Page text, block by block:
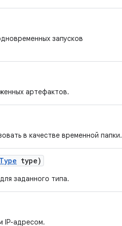
запусков
артефактов.
в качестве временной папки.
Type type)
заданного типа.
IP-адресом.